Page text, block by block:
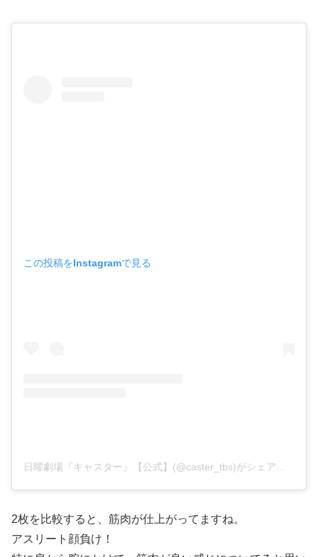
この投稿をInstagramで見る
2枚を比較すると、筋肉が仕上がってますね。
アスリート顔負け！